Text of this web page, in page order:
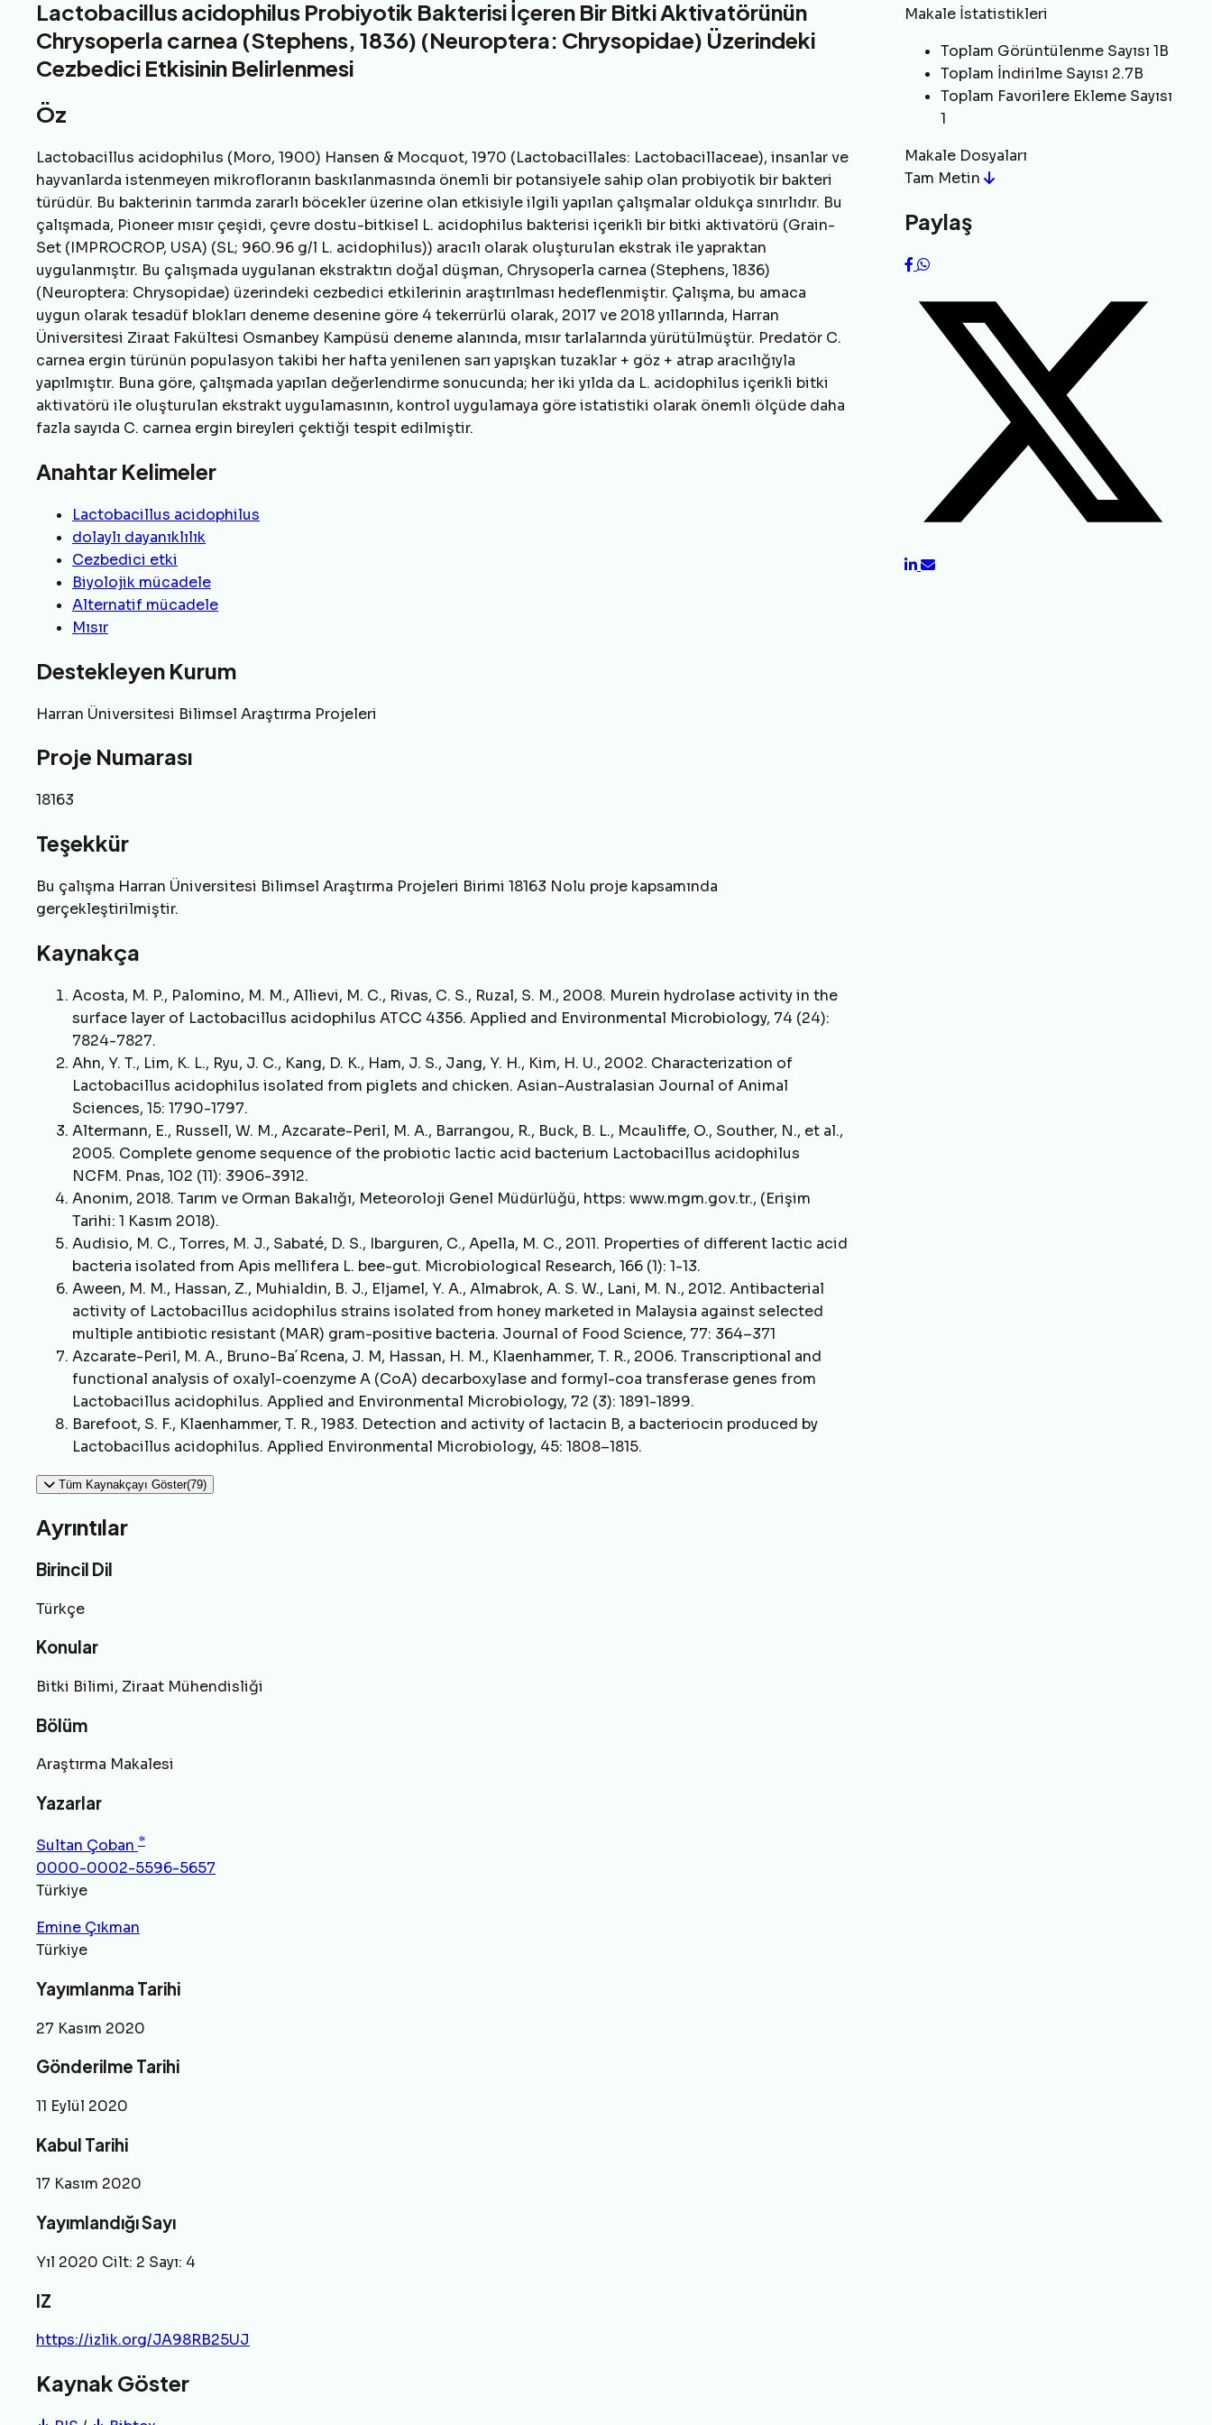
Lactobacillus acidophilus Probiyotik Bakterisi İçeren Bir Bitki Aktivatörünün
Chrysoperla carnea (Stephens, 1836) (Neuroptera: Chrysopidae) Üzerindeki
Cezbedici Etkisinin Belirlenmesi
Öz
Lactobacillus acidophilus (Moro, 1900) Hansen & Mocquot, 1970 (Lactobacillales: Lactobacillaceae), insanlar ve
hayvanlarda istenmeyen mikrofloranın baskılanmasında önemli bir potansiyele sahip olan probiyotik bir bakteri
türüdür. Bu bakterinin tarımda zararlı böcekler üzerine olan etkisiyle ilgili yapılan çalışmalar oldukça sınırlıdır. Bu
çalışmada, Pioneer mısır çeşidi, çevre dostu-bitkisel L. acidophilus bakterisi içerikli bir bitki aktivatörü (Grain-
Set (IMPROCROP, USA) (SL; 960.96 g/l L. acidophilus)) aracılı olarak oluşturulan ekstrak ile yapraktan
uygulanmıştır. Bu çalışmada uygulanan ekstraktın doğal düşman, Chrysoperla carnea (Stephens, 1836)
(Neuroptera: Chrysopidae) üzerindeki cezbedici etkilerinin araştırılması hedeflenmiştir. Çalışma, bu amaca
uygun olarak tesadüf blokları deneme desenine göre 4 tekerrürlü olarak, 2017 ve 2018 yıllarında, Harran
Üniversitesi Ziraat Fakültesi Osmanbey Kampüsü deneme alanında, mısır tarlalarında yürütülmüştür. Predatör C.
carnea ergin türünün populasyon takibi her hafta yenilenen sarı yapışkan tuzaklar + göz + atrap aracılığıyla
yapılmıştır. Buna göre, çalışmada yapılan değerlendirme sonucunda; her iki yılda da L. acidophilus içerikli bitki
aktivatörü ile oluşturulan ekstrakt uygulamasının, kontrol uygulamaya göre istatistiki olarak önemli ölçüde daha
fazla sayıda C. carnea ergin bireyleri çektiği tespit edilmiştir.
Anahtar Kelimeler
Lactobacillus acidophilus
dolaylı dayanıklılık
Cezbedici etki
Biyolojik mücadele
Alternatif mücadele
Mısır
Destekleyen Kurum
Harran Üniversitesi Bilimsel Araştırma Projeleri
Proje Numarası
18163
Teşekkür
Bu çalışma Harran Üniversitesi Bilimsel Araştırma Projeleri Birimi 18163 Nolu proje kapsamında
gerçekleştirilmiştir.
Kaynakça
Acosta, M. P., Palomino, M. M., Allievi, M. C., Rivas, C. S., Ruzal, S. M., 2008. Murein hydrolase activity in the
surface layer of Lactobacillus acidophilus ATCC 4356. Applied and Environmental Microbiology, 74 (24):
7824-7827.
Ahn, Y. T., Lim, K. L., Ryu, J. C., Kang, D. K., Ham, J. S., Jang, Y. H., Kim, H. U., 2002. Characterization of
Lactobacillus acidophilus isolated from piglets and chicken. Asian-Australasian Journal of Animal
Sciences, 15: 1790-1797.
Altermann, E., Russell, W. M., Azcarate-Peril, M. A., Barrangou, R., Buck, B. L., Mcauliffe, O., Souther, N., et al.,
2005. Complete genome sequence of the probiotic lactic acid bacterium Lactobacillus acidophilus
NCFM. Pnas, 102 (11): 3906-3912.
Anonim, 2018. Tarım ve Orman Bakalığı, Meteoroloji Genel Müdürlüğü, https: www.mgm.gov.tr., (Erişim
Tarihi: 1 Kasım 2018).
Audisio, M. C., Torres, M. J., Sabaté, D. S., Ibarguren, C., Apella, M. C., 2011. Properties of different lactic acid
bacteria isolated from Apis mellifera L. bee-gut. Microbiological Research, 166 (1): 1-13.
Aween, M. M., Hassan, Z., Muhialdin, B. J., Eljamel, Y. A., Almabrok, A. S. W., Lani, M. N., 2012. Antibacterial
activity of Lactobacillus acidophilus strains isolated from honey marketed in Malaysia against selected
multiple antibiotic resistant (MAR) gram-positive bacteria. Journal of Food Science, 77: 364–371
Azcarate-Peril, M. A., Bruno-Ba´Rcena, J. M, Hassan, H. M., Klaenhammer, T. R., 2006. Transcriptional and
functional analysis of oxalyl-coenzyme A (CoA) decarboxylase and formyl-coa transferase genes from
Lactobacillus acidophilus. Applied and Environmental Microbiology, 72 (3): 1891-1899.
Barefoot, S. F., Klaenhammer, T. R., 1983. Detection and activity of lactacin B, a bacteriocin produced by
Lactobacillus acidophilus. Applied Environmental Microbiology, 45: 1808–1815.
Tüm Kaynakçayı Göster(79)
Ayrıntılar
Birincil Dil
Türkçe
Konular
Bitki Bilimi, Ziraat Mühendisliği
Bölüm
Araştırma Makalesi
Yazarlar
Sultan Çoban *
0000-0002-5596-5657
Türkiye
Emine Çıkman
Türkiye
Yayımlanma Tarihi
27 Kasım 2020
Gönderilme Tarihi
11 Eylül 2020
Kabul Tarihi
17 Kasım 2020
Yayımlandığı Sayı
Yıl 2020 Cilt: 2 Sayı: 4
IZ
https://izlik.org/JA98RB25UJ
Kaynak Göster
Makale İstatistikleri
Toplam Görüntülenme Sayısı 1B
Toplam İndirilme Sayısı 2.7B
Toplam Favorilere Ekleme Sayısı
1
Makale Dosyaları
Tam Metin
Paylaş